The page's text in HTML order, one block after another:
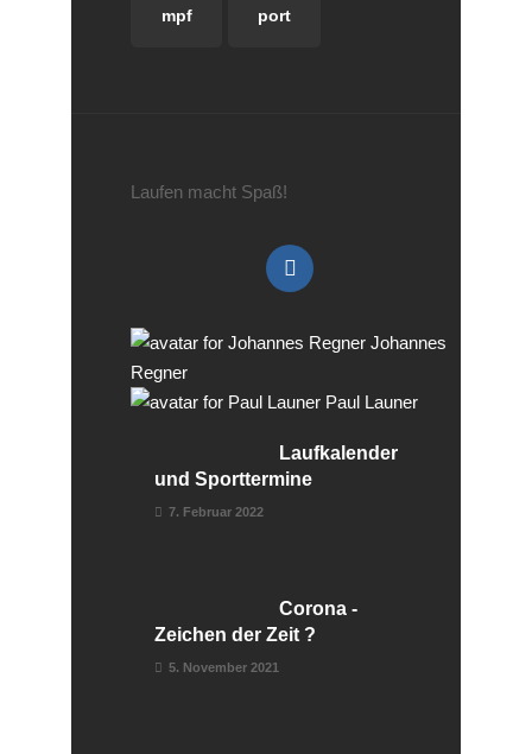
mpf
port
Laufen macht Spaß!
Johannes
Regner
Paul Launer
Laufkalender
und Sporttermine
7. Februar 2022
Corona -
Zeichen der Zeit ?
5. November 2021